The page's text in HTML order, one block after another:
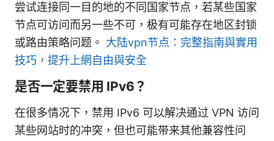
尝试连接同一目的地的不同国家节点，若某些国家
节点可访问而另一些不可，极有可能存在地区封锁
或路由策略问题。 大陆vpn节点：完整指南與實用
技巧，提升上網自由與安全
是否一定要禁用 IPv6？
在很多情况下，禁用 IPv6 可以解决通过 VPN 访问
某些网站时的冲突，但也可能带来其他兼容性问